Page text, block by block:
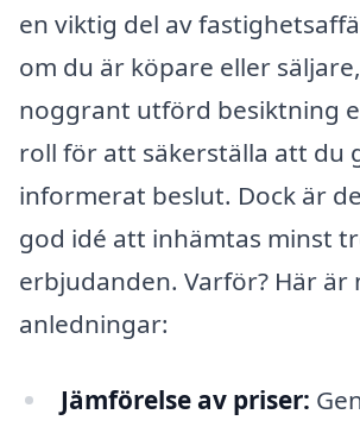
en viktig del av
om du är köpare eller
noggrant utförd besiktning
roll för att säkerställa att du
informerat beslut. Dock är
god idé att inhämtas minst
erbjudanden. Varför? Här är
anledningar:
Jämförelse av priser: